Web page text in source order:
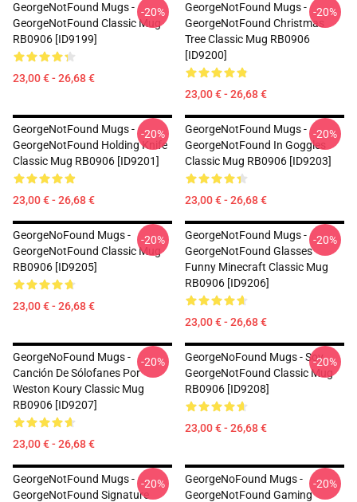
GeorgeNotFound Mugs -
GeorgeNotFound Classic Mug
RB0906 [ID9199]
23,00 € - 26,68 €
-20%
GeorgeNotFound Mugs -
GeorgeNotFound Christmas
Tree Classic Mug RB0906
[ID9200]
23,00 € - 26,68 €
-20%
GeorgeNotFound Mugs -
GeorgeNotFound Holding Knife
Classic Mug RB0906 [ID9201]
23,00 € - 26,68 €
-20%
GeorgeNotFound Mugs -
GeorgeNotFound In Goggles
Classic Mug RB0906 [ID9203]
23,00 € - 26,68 €
-20%
GeorgeNoFound Mugs -
GeorgeNotFound Classic Mug
RB0906 [ID9205]
23,00 € - 26,68 €
-20%
GeorgeNotFound Mugs -
GeorgeNotFound Glasses
Funny Minecraft Classic Mug
RB0906 [ID9206]
23,00 € - 26,68 €
-20%
GeorgeNoFound Mugs -
Canción De Sólofanes Por
Weston Koury Classic Mug
RB0906 [ID9207]
23,00 € - 26,68 €
-20%
GeorgeNoFound Mugs - Soy
GeorgeNotFound Classic Mug
RB0906 [ID9208]
23,00 € - 26,68 €
-20%
GeorgeNotFound Mugs -
GeorgeNotFound Signature
-20%
GeorgeNoFound Mugs -
GeorgeNotFound Gaming
-20%